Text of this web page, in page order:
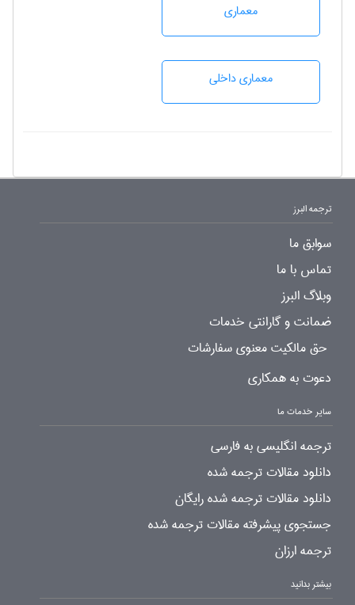
معماری
معماری داخلی
ترجمه البرز
سوابق ما
تماس با ما
وبلاگ البرز
ضمانت و گارانتی خدمات
حق مالکیت معنوی سفارشات
دعوت به همکاری
سایر خدمات ما
ترجمه انگلیسی به فارسی
دانلود مقالات ترجمه شده
دانلود مقالات ترجمه شده رایگان
جستجوی پیشرفته مقالات ترجمه شده
ترجمه ارزان
بیشتر بدانید